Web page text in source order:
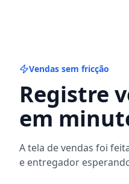
Vendas sem fricção
Registre
em
A tela de vendas foi
e entregador